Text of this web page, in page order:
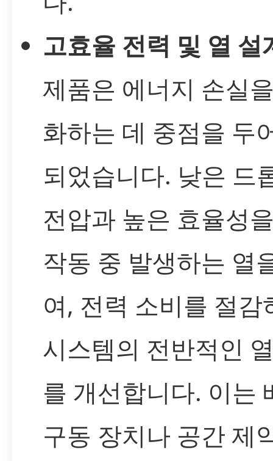
고효율 전력 및 열 설
제품은 에너지 손실
화하는 데 중점을 두
되었습니다. 낮은 드
전압과 높은 효율성
작동 중 발생하는 열
여, 전력 소비를 절감
시스템의 전반적인
를 개선합니다. 이는
구동 장치나 공간 제